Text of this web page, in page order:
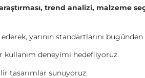
trend analizi, malzeme
yarının standartlarını
kullanım deneyimi hedefliyoruz.
tasarımlar sunuyoruz.